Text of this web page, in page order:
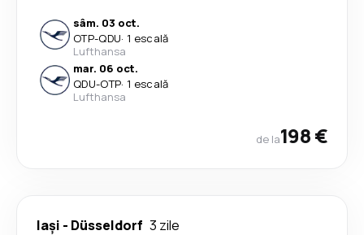
sâm. 03 oct.
OTP-QDU· 1 escală
Lufthansa
mar. 06 oct.
QDU-OTP· 1 escală
Lufthansa
de la198 €
Iași - Düsseldorf 3 zile